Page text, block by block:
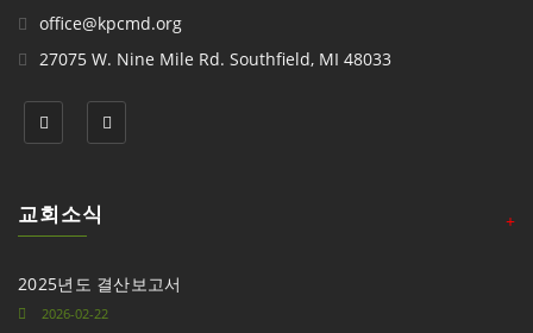
office@kpcmd.org
27075 W. Nine Mile Rd. Southfield, MI 48033
교회소식 +
2025년도 결산보고서
2026-02-22